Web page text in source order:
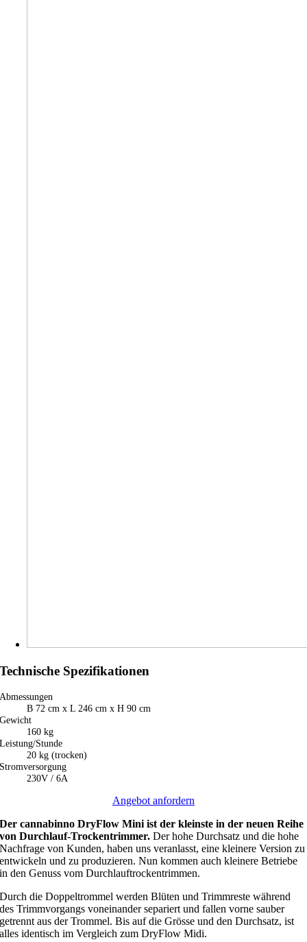
Technische Spezifikationen
Abmessungen
B 72 cm x L 246 cm x H 90 cm
Gewicht
160 kg
Leistung/Stunde
20 kg (trocken)
Stromversorgung
230V / 6A
Angebot anfordern
Der cannabinno DryFlow Mini ist der kleinste in der neuen Reihe
von Durchlauf-Trockentrimmer. Der hohe Durchsatz und die hohe
Nachfrage von Kunden, haben uns veranlasst, eine kleinere Version zu
entwickeln und zu produzieren. Nun kommen auch kleinere Betriebe
in den Genuss vom Durchlauftrockentrimmen.
Durch die Doppeltrommel werden Blüten und Trimmreste während
des Trimmvorgangs voneinander separiert und fallen vorne sauber
getrennt aus der Trommel. Bis auf die Grösse und den Durchsatz, ist
alles identisch im Vergleich zum DryFlow Midi.